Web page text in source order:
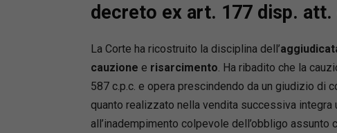
decreto ex art. 177 disp. att.
La Corte ha ricostruito la disciplina dell’
cauzione e risarcimento . Ha ribadito che la
587 c.p.c. e opera prescindendo da un giudizio di
quanto realizzato nella vendita successiva integra
all’inadempimento colpevole dell’obbligo assunto